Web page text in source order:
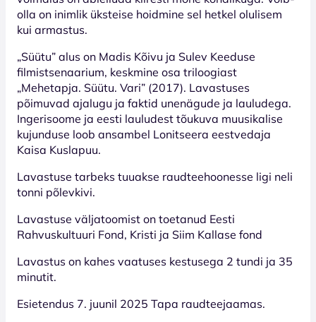
olla on inimlik üksteise hoidmine sel hetkel olulisem
kui armastus.
„Süütu” alus on Madis Kõivu ja Sulev Keeduse
filmistsenaarium, keskmine osa triloogiast
„Mehetapja. Süütu. Vari” (2017). Lavastuses
põimuvad ajalugu ja faktid unenägude ja lauludega.
Ingerisoome ja eesti lauludest tõukuva muusikalise
kujunduse loob ansambel Lonitseera eestvedaja
Kaisa Kuslapuu.
Lavastuse tarbeks tuuakse raudteehoonesse ligi neli
tonni põlevkivi.
Lavastuse väljatoomist on toetanud Eesti
Rahvuskultuuri Fond, Kristi ja Siim Kallase fond
Lavastus on kahes vaatuses kestusega 2 tundi ja 35
minutit.
Esietendus 7. juunil 2025 Tapa raudteejaamas.